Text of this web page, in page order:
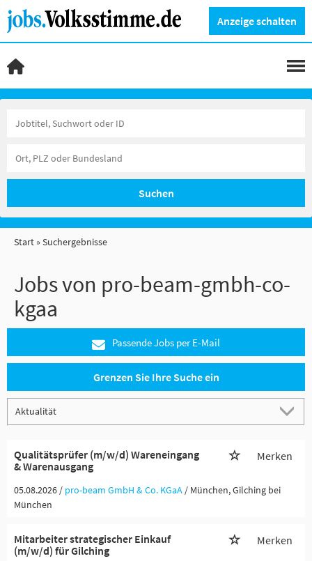
Anzeige schalten
Suchen
Start Suchergebnisse
Jobs von pro-beam-gmbh-co-
kgaa
Passende Jobs per E-Mail
Grenzen Sie Ihre Suche ein
Qualitätsprüfer (m/w/d) Wareneingang
& Warenausgang
Merken
05.08.2026 / pro-beam GmbH & Co. KGaA / München, Gilching bei
München
Mitarbeiter strategischer Einkauf
(m/w/d) für Gilching
Merken